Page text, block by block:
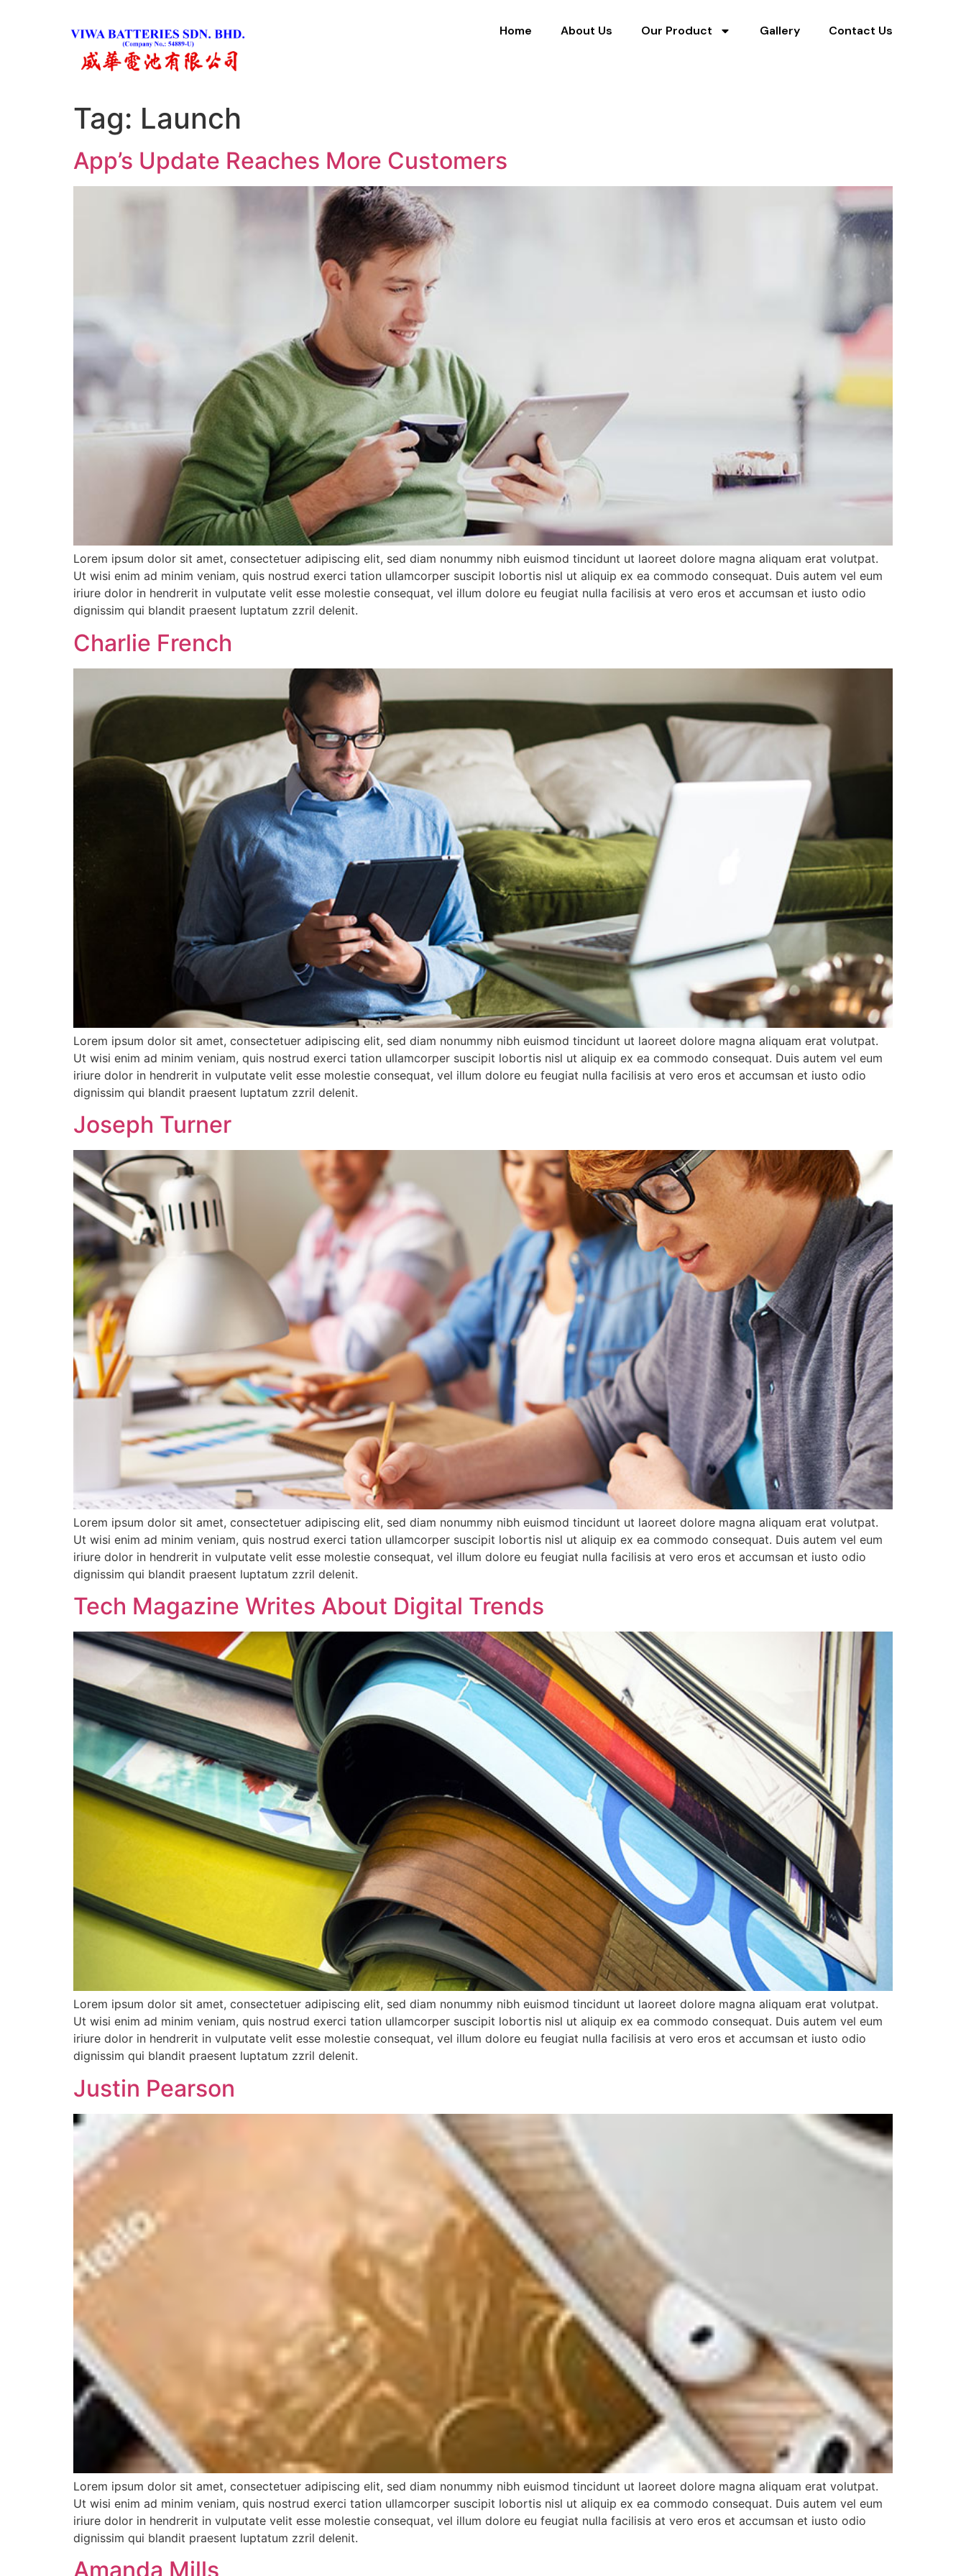
Home About Us Our Product Gallery Contact Us
Tag: Launch
App’s Update Reaches More Customers
Lorem ipsum dolor sit amet, consectetuer adipiscing elit, sed diam nonummy nibh euismod tincidunt ut laoreet dolore magna aliquam erat volutpat.
Ut wisi enim ad minim veniam, quis nostrud exerci tation ullamcorper suscipit lobortis nisl ut aliquip ex ea commodo consequat. Duis autem vel eum
iriure dolor in hendrerit in vulputate velit esse molestie consequat, vel illum dolore eu feugiat nulla facilisis at vero eros et accumsan et iusto odio
dignissim qui blandit praesent luptatum zzril delenit.
Charlie French
Lorem ipsum dolor sit amet, consectetuer adipiscing elit, sed diam nonummy nibh euismod tincidunt ut laoreet dolore magna aliquam erat volutpat.
Ut wisi enim ad minim veniam, quis nostrud exerci tation ullamcorper suscipit lobortis nisl ut aliquip ex ea commodo consequat. Duis autem vel eum
iriure dolor in hendrerit in vulputate velit esse molestie consequat, vel illum dolore eu feugiat nulla facilisis at vero eros et accumsan et iusto odio
dignissim qui blandit praesent luptatum zzril delenit.
Joseph Turner
Lorem ipsum dolor sit amet, consectetuer adipiscing elit, sed diam nonummy nibh euismod tincidunt ut laoreet dolore magna aliquam erat volutpat.
Ut wisi enim ad minim veniam, quis nostrud exerci tation ullamcorper suscipit lobortis nisl ut aliquip ex ea commodo consequat. Duis autem vel eum
iriure dolor in hendrerit in vulputate velit esse molestie consequat, vel illum dolore eu feugiat nulla facilisis at vero eros et accumsan et iusto odio
dignissim qui blandit praesent luptatum zzril delenit.
Tech Magazine Writes About Digital Trends
Lorem ipsum dolor sit amet, consectetuer adipiscing elit, sed diam nonummy nibh euismod tincidunt ut laoreet dolore magna aliquam erat volutpat.
Ut wisi enim ad minim veniam, quis nostrud exerci tation ullamcorper suscipit lobortis nisl ut aliquip ex ea commodo consequat. Duis autem vel eum
iriure dolor in hendrerit in vulputate velit esse molestie consequat, vel illum dolore eu feugiat nulla facilisis at vero eros et accumsan et iusto odio
dignissim qui blandit praesent luptatum zzril delenit.
Justin Pearson
Lorem ipsum dolor sit amet, consectetuer adipiscing elit, sed diam nonummy nibh euismod tincidunt ut laoreet dolore magna aliquam erat volutpat.
Ut wisi enim ad minim veniam, quis nostrud exerci tation ullamcorper suscipit lobortis nisl ut aliquip ex ea commodo consequat. Duis autem vel eum
iriure dolor in hendrerit in vulputate velit esse molestie consequat, vel illum dolore eu feugiat nulla facilisis at vero eros et accumsan et iusto odio
dignissim qui blandit praesent luptatum zzril delenit.
Amanda Mills